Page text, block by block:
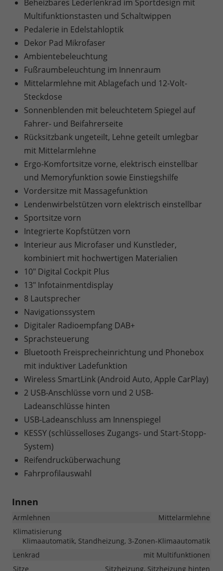
Beheizbares Lederlenkrad im Sportdesign mit
Multifunktionstasten und Schaltwippen
Pedalerie in Edelstahloptik
Dekor Pad Mikrofaser
Ambientebeleuchtung
Fußraumbeleuchtung im Innenraum
Mittelarmlehne mit Ablagefach und 12-Volt-
Steckdose
Sonnenblenden mit beleuchtetem Spiegel auf
Fahrer- und Beifahrerseite
Rücksitzbank ungeteilt, Lehne geteilt umlegbar
mit Mittelarmlehne
Ergo-Komfortsitze vorne, elektrisch einstellbar
und Memoryfunktion sowie Einstiegshilfe
Vordersitze mit Massagefunktion
Lendenwirbelstützen vorn elektrisch einstellbar
Sportsitze vorn
Integrierte Kopfstützen vorn
Interieur aus Microfaser und Kunstleder,
kombiniert mit hochwertigen Materialien
10" Digital Cockpit Plus
13" Infotainmentdisplay
8 Lautsprecher
Navigationssystem
Digitaler Radioempfang DAB+
Sprachsteuerung
Bluetooth Freisprecheinrichtung und Phonebox
mit induktiver Ladefunktion
Wireless SmartLink (Android Auto, Apple CarPlay)
2 USB-Anschlüsse vorn und 2 USB-
Ladeanschlüsse hinten
USB-Ladeanschluss am Innenspiegel
KESSY (schlüsselloses Zugangs- und Start-Stopp-
System)
Reifendrucküberwachung
Fahrprofilauswahl
Innen
Armlehnen
Mittelarmlehne
Klimatisierung
Klimaautomatik, Standheizung, 3-Zonen-Klimaautomatik
Lenkrad
mit Multifunktionen
Sitze
Sitzheizung, Sitzheizung hinten